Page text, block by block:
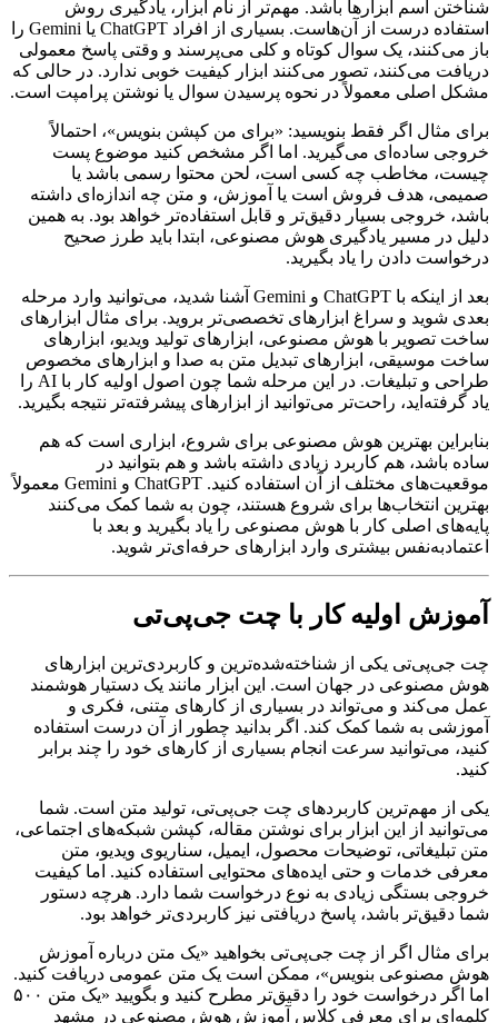
شناختن اسم ابزارها باشد. مهم‌تر از نام ابزار، یادگیری روش
استفاده درست از آن‌هاست. بسیاری از افراد ChatGPT یا Gemini را
باز می‌کنند، یک سوال کوتاه و کلی می‌پرسند و وقتی پاسخ معمولی
دریافت می‌کنند، تصور می‌کنند ابزار کیفیت خوبی ندارد. در حالی که
مشکل اصلی معمولاً در نحوه پرسیدن سوال یا نوشتن پرامپت است.
برای مثال اگر فقط بنویسید: «برای من کپشن بنویس»، احتمالاً
خروجی ساده‌ای می‌گیرید. اما اگر مشخص کنید موضوع پست
چیست، مخاطب چه کسی است، لحن محتوا رسمی باشد یا
صمیمی، هدف فروش است یا آموزش، و متن چه اندازه‌ای داشته
باشد، خروجی بسیار دقیق‌تر و قابل استفاده‌تر خواهد بود. به همین
دلیل در مسیر یادگیری هوش مصنوعی، ابتدا باید طرز صحیح
درخواست دادن را یاد بگیرید.
بعد از اینکه با ChatGPT و Gemini آشنا شدید، می‌توانید وارد مرحله
بعدی شوید و سراغ ابزارهای تخصصی‌تر بروید. برای مثال ابزارهای
ساخت تصویر با هوش مصنوعی، ابزارهای تولید ویدیو، ابزارهای
ساخت موسیقی، ابزارهای تبدیل متن به صدا و ابزارهای مخصوص
طراحی و تبلیغات. در این مرحله شما چون اصول اولیه کار با AI را
یاد گرفته‌اید، راحت‌تر می‌توانید از ابزارهای پیشرفته‌تر نتیجه بگیرید.
بنابراین بهترین هوش مصنوعی برای شروع، ابزاری است که هم
ساده باشد، هم کاربرد زیادی داشته باشد و هم بتوانید در
موقعیت‌های مختلف از آن استفاده کنید. ChatGPT و Gemini معمولاً
بهترین انتخاب‌ها برای شروع هستند، چون به شما کمک می‌کنند
پایه‌های اصلی کار با هوش مصنوعی را یاد بگیرید و بعد با
اعتمادبه‌نفس بیشتری وارد ابزارهای حرفه‌ای‌تر شوید.
آموزش اولیه کار با چت جی‌پی‌تی
چت جی‌پی‌تی یکی از شناخته‌شده‌ترین و کاربردی‌ترین ابزارهای
هوش مصنوعی در جهان است. این ابزار مانند یک دستیار هوشمند
عمل می‌کند و می‌تواند در بسیاری از کارهای متنی، فکری و
آموزشی به شما کمک کند. اگر بدانید چطور از آن درست استفاده
کنید، می‌توانید سرعت انجام بسیاری از کارهای خود را چند برابر
کنید.
یکی از مهم‌ترین کاربردهای چت جی‌پی‌تی، تولید متن است. شما
می‌توانید از این ابزار برای نوشتن مقاله، کپشن شبکه‌های اجتماعی،
متن تبلیغاتی، توضیحات محصول، ایمیل، سناریوی ویدیو، متن
معرفی خدمات و حتی ایده‌های محتوایی استفاده کنید. اما کیفیت
خروجی بستگی زیادی به نوع درخواست شما دارد. هرچه دستور
شما دقیق‌تر باشد، پاسخ دریافتی نیز کاربردی‌تر خواهد بود.
برای مثال اگر از چت جی‌پی‌تی بخواهید «یک متن درباره آموزش
هوش مصنوعی بنویس»، ممکن است یک متن عمومی دریافت کنید.
اما اگر درخواست خود را دقیق‌تر مطرح کنید و بگویید «یک متن ۵۰۰
کلمه‌ای برای معرفی کلاس آموزش هوش مصنوعی در مشهد